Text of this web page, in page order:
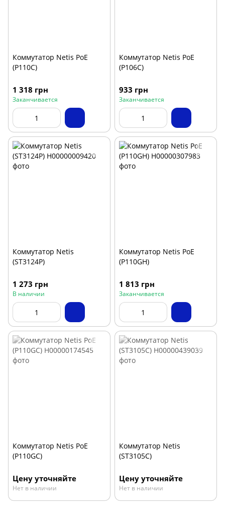
Коммутатор Netis PoE
(P110C)
1 318 грн
Заканчивается
Коммутатор Netis PoE
(P106C)
933 грн
Заканчивается
Коммутатор Netis
(ST3124P)
1 273 грн
В наличии
Коммутатор Netis PoE
(P110GH)
1 813 грн
Заканчивается
Коммутатор Netis PoE
(P110GC)
Цену уточняйте
Нет в наличии
Коммутатор Netis
(ST3105C)
Цену уточняйте
Нет в наличии